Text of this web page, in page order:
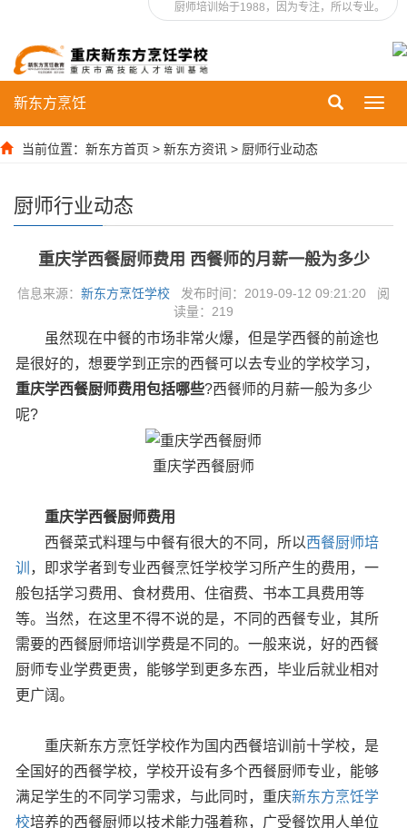
厨师培训始于1988，因为专注，所以专业。
新东方烹饪
当前位置： 新东方首页 > 新东方资讯 > 厨师行业动态
厨师行业动态
重庆学西餐厨师费用 西餐师的月薪一般为多少
信息来源： 新东方烹饪学校 发布时间：2019-09-12 09:21:20 阅
读量： 219
虽然现在中餐的市场非常火爆，但是学西餐的前途也
是很好的，想要学到正宗的西餐可以去专业的学校学习，
重庆学西餐厨师费用包括哪些?西餐师的月薪一般为多少
呢?
重庆学西餐厨师
重庆学西餐厨师费用
西餐菜式料理与中餐有很大的不同，所以西餐厨师培
训 ，即求学者到专业西餐烹饪学校学习所产生的费用，一
般包括学习费用、食材费用、住宿费、书本工具费用等
等。当然，在这里不得不说的是，不同的西餐专业，其所
需要的西餐厨师培训学费是不同的。一般来说，好的西餐
厨师专业学费更贵，能够学到更多东西，毕业后就业相对
更广阔。
重庆新东方烹饪学校作为国内西餐培训前十学校，是
全国好的西餐学校，学校开设有多个西餐厨师专业，能够
满足学生的不同学习需求，与此同时，重庆新东方烹饪学
校培养的西餐厨师以技术能力强着称，广受餐饮用人单位